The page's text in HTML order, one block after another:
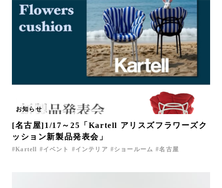
お知らせ
[名古屋]1/17～25「Kartell アリスズフラワーズク
ッション新製品発表会」
Kartell イベント インテリア ショールーム 名古屋